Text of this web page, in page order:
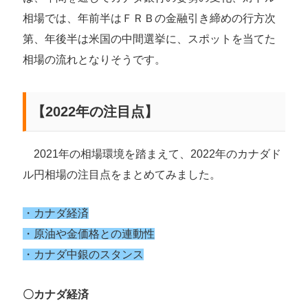
相場では、年前半はＦＲＢの金融引き締めの行方次
第、年後半は米国の中間選挙に、スポットを当てた
相場の流れとなりそうです。
【2022年の注目点】
2021年の相場環境を踏まえて、2022年のカナダド
ル円相場の注目点をまとめてみました。
・カナダ経済
・原油や金価格との連動性
・カナダ中銀のスタンス
〇カナダ経済